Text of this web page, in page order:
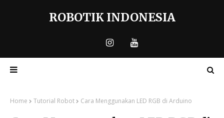
ROBOTIK INDONESIA
Home Tutorial Robot Cara Menggunakan LED RGB di Arduino